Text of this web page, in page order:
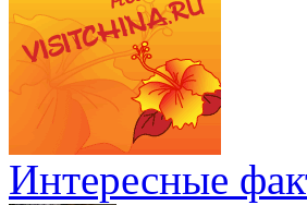
Интересные